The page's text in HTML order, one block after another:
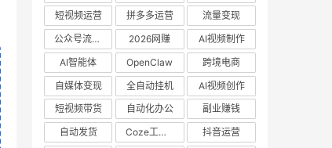
短视频运营
拼多多运营
流量变现
公众号流量主
2026网赚
AI视频制作
AI智能体
OpenClaw
跨境电商
自媒体变现
全自动挂机
AI视频创作
短视频带货
自动化办公
副业赚钱
自动发货
Coze工作流
抖音运营